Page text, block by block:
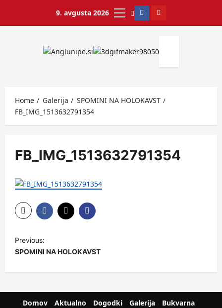
9. avgusta 2026
Home Galerija
SPOMINI NA HOLOKAVST
FB_IMG_1513632791354
FB_IMG_1513632791354
Previous:
SPOMINI NA HOLOKAVST
Domov Aktualno Dogodki Galerija
Bukvarna